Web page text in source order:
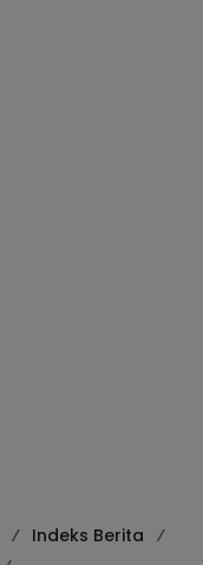
Indeks Berita